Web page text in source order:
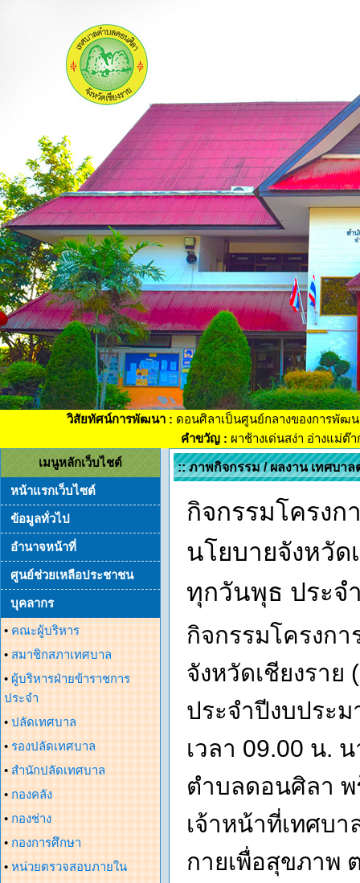
วิสัยทัศน์การพัฒนา : ดอนศิลาเป็นศูนย์กลางของการพัฒ
คำขวัญ : ผาช้างเด่นสง่า อ่างแม่ต๊
เมนูหลักเว็บไชต์
หน้าแรกเว็บไซต์
ข้อมูลทั่วไป
อำนาจหน้าที่
ศูนย์ช่วยเหลือประชาชน
บุคลากร
• คณะผู้บริหาร
• สมาชิกสภาเทศบาล
• ผู้บริหารฝ่ายข้าราชการ
ประจำ
• ปลัดเทศบาล
• รองปลัดเทศบาล
• สำนักปลัดเทศบาล
• กองคลัง
• กองช่าง
• กองการศึกษา
• หน่วยตรวจสอบภายใน
:: ภาพกิจกรรม / ผลงาน เทศบา
กิจกรรมโครง
นโยบายจังหวัด
ทุกวันพุธ ประจ
กิจกรรมโครงก
จังหวัดเชียงราย
ประจำปีงบประ
เวลา 09.00 น.
ตำบลดอนศิลา
เจ้าหน้าที่เทศบ
กายเพื่อสุขภาพ